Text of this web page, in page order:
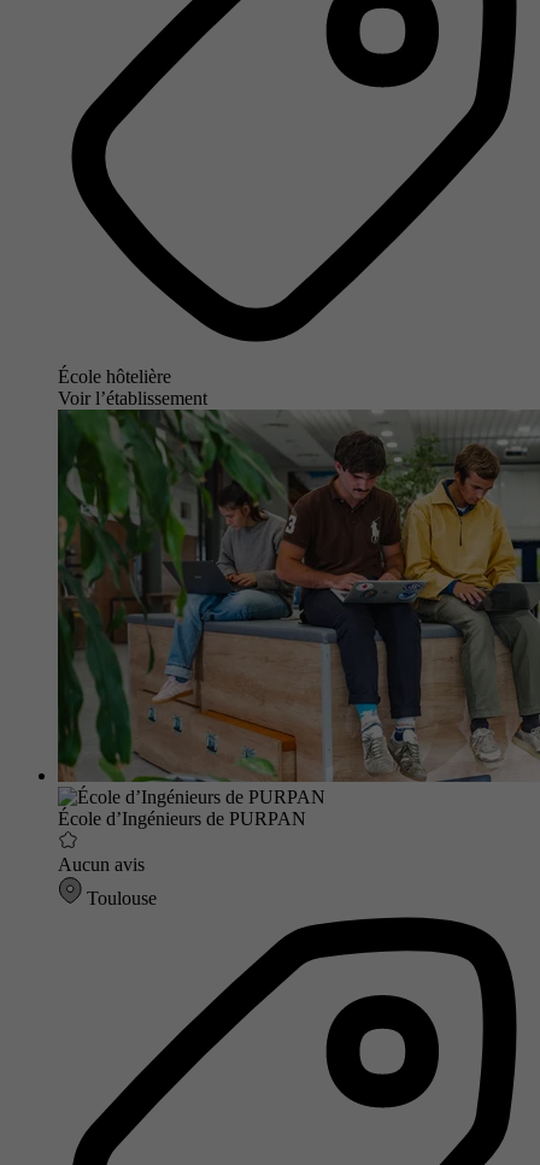
École hôtelière
Voir l’établissement
École d’Ingénieurs de PURPAN
Aucun avis
Toulouse